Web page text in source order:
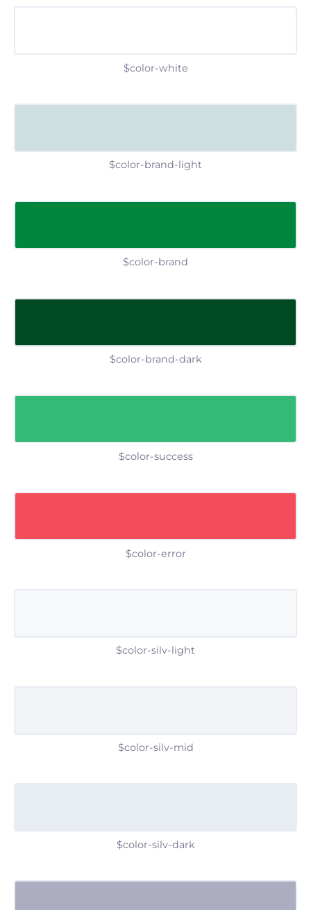
$color-white
$color-brand-light
$color-brand
$color-brand-dark
$color-success
$color-error
$color-silv-light
$color-silv-mid
$color-silv-dark